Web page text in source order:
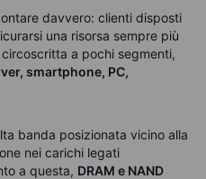
davvero: clienti disposti
una risorsa sempre più
a pochi segmenti,
smartphone, PC,
banda posizionata vicino alla
nei carichi legati
a questa, DRAM e NAND